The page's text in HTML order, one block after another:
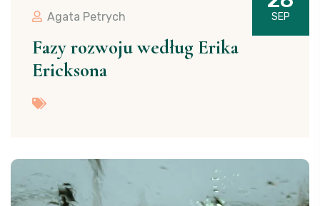
Agata Petrych SEP
Fazy rozwoju według Erika
Ericksona